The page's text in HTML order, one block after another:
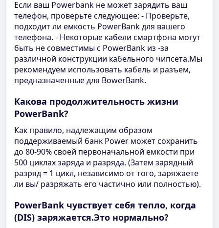
Если ваш Powerbank не может зарядить ваш
телефон, проверьте следующее: - Проверьте,
подходит ли емкость PowerBank для вашего
телефона. - Некоторые кабели смартфона могут
быть не совместимы с PowerBank из -за
различной конструкции кабельного чипсета.Мы
рекомендуем использовать кабель и разъем,
предназначенные для BowerBank.
Какова продолжительность жизни
PowerBank?
Как правило, надлежащим образом
поддерживаемый банк Power может сохранить
до 80-90% своей первоначальной емкости при
500 циклах заряда и разряда. (Затем зарядный
разряд = 1 цикл, независимо от того, заряжаете
ли вы/ разряжать его частично или полностью).
PowerBank чувствует себя тепло, когда
(DIS) заряжается.Это нормально?